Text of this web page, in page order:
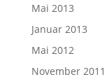
Mai 2013
Januar 2013
Mai 2012
November 2011